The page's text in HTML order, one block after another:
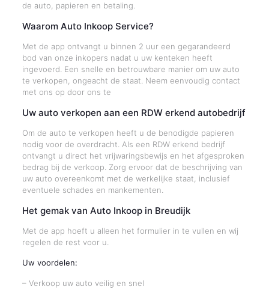
de auto, papieren en betaling.
Waarom Auto Inkoop Service?
Met de app ontvangt u binnen 2 uur een gegarandeerd
bod van onze inkopers nadat u uw kenteken heeft
ingevoerd. Een snelle en betrouwbare manier om uw auto
te verkopen, ongeacht de staat. Neem eenvoudig contact
met ons op door ons te
Uw auto verkopen aan een RDW erkend autobedrijf
Om de auto te verkopen heeft u de benodigde papieren
nodig voor de overdracht. Als een RDW erkend bedrijf
ontvangt u direct het vrijwaringsbewijs en het afgesproken
bedrag bij de verkoop. Zorg ervoor dat de beschrijving van
uw auto overeenkomt met de werkelijke staat, inclusief
eventuele schades en mankementen.
Het gemak van Auto Inkoop in Breudijk
Met de app hoeft u alleen het formulier in te vullen en wij
regelen de rest voor u.
Uw voordelen:
– Verkoop uw auto veilig en snel